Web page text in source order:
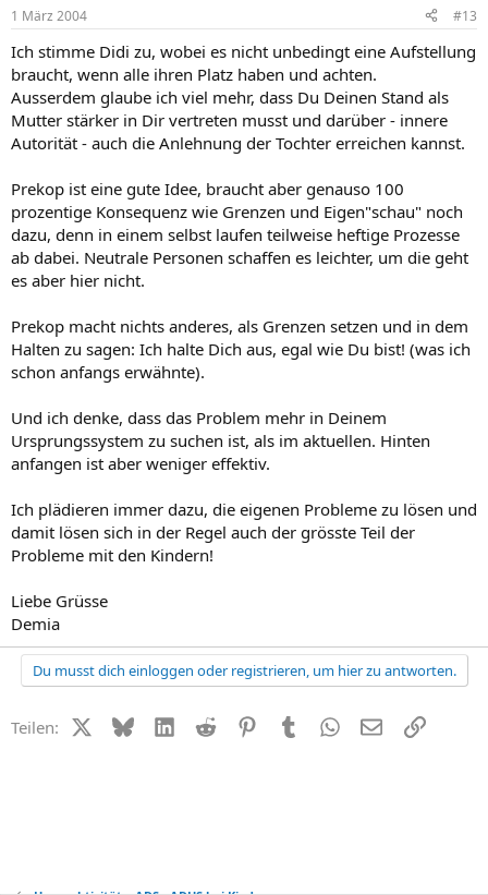
1 März 2004 #13
Ich stimme Didi zu, wobei es nicht unbedingt eine Aufstellung
braucht, wenn alle ihren Platz haben und achten.
Ausserdem glaube ich viel mehr, dass Du Deinen Stand als
Mutter stärker in Dir vertreten musst und darüber - innere
Autorität - auch die Anlehnung der Tochter erreichen kannst.
Prekop ist eine gute Idee, braucht aber genauso 100
prozentige Konsequenz wie Grenzen und Eigen"schau" noch
dazu, denn in einem selbst laufen teilweise heftige Prozesse
ab dabei. Neutrale Personen schaffen es leichter, um die geht
es aber hier nicht.
Prekop macht nichts anderes, als Grenzen setzen und in dem
Halten zu sagen: Ich halte Dich aus, egal wie Du bist! (was ich
schon anfangs erwähnte).
Und ich denke, dass das Problem mehr in Deinem
Ursprungssystem zu suchen ist, als im aktuellen. Hinten
anfangen ist aber weniger effektiv.
Ich plädieren immer dazu, die eigenen Probleme zu lösen und
damit lösen sich in der Regel auch der grösste Teil der
Probleme mit den Kindern!
Liebe Grüsse
Demia
Du musst dich einloggen oder registrieren, um hier zu antworten.
Teilen: X (Twitter)
BlueskyLinkedIn
Reddit PinterestTumblr WhatsApp
E-MailLink